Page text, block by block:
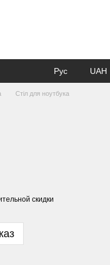
Рус UAH
Стіл для ноутбука
скидки